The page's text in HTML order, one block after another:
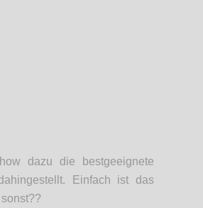
dazu die bestgeeignete
Einfach ist das